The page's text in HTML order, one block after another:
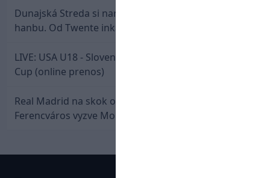
Dunajská Streda si narobila v Holandsku poriadnu
hanbu. Od Twente inkasovala poltucet
LIVE: USA U18 - Slovensko U18 / Hlinka-Gretzky
Cup (online prenos)
Real Madrid na skok od Slovenska: Borbélyho
Ferencváros vyzve Mourinhove hviezdy